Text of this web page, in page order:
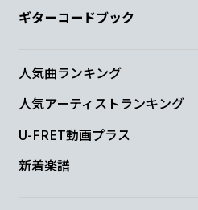
ギターコードブック
人気曲ランキング
人気アーティストランキング
U-FRET動画プラス
新着楽譜